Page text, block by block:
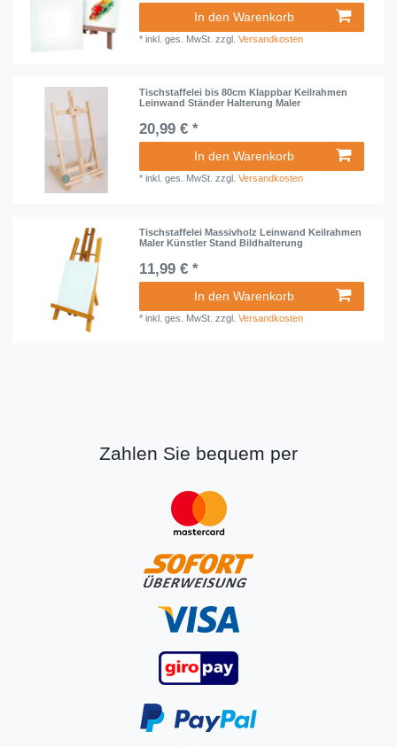
In den Warenkorb
*inkl. ges. MwSt. zzgl.Versandkosten
Tischstaffelei bis 80cm Klappbar Keilrahmen
Leinwand Ständer Halterung Maler
20,99 € *
In den Warenkorb
*inkl. ges. MwSt. zzgl.Versandkosten
Tischstaffelei Massivholz Leinwand Keilrahmen
Maler Künstler Stand Bildhalterung
11,99 € *
In den Warenkorb
*inkl. ges. MwSt. zzgl.Versandkosten
Zahlen Sie bequem per